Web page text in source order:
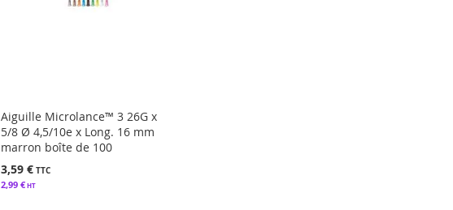
Aiguille Microlance™ 3 26G x
5/8 Ø 4,5/10e x Long. 16 mm
marron boîte de 100
3,59 €
2,99 €